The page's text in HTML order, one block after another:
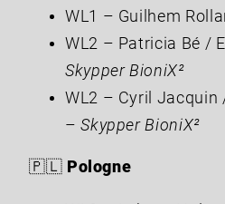
WL1 – Guilhem
WL2 – Patricia Bé /
Skypper BioniX²
WL2 – Cyril Jacquin
–Skypper BioniX²
🇵🇱 Pologne